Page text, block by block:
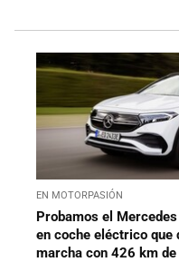
EN MOTORPASIÓN
Probamos el
en coche eléctrico que
marcha con 426 km